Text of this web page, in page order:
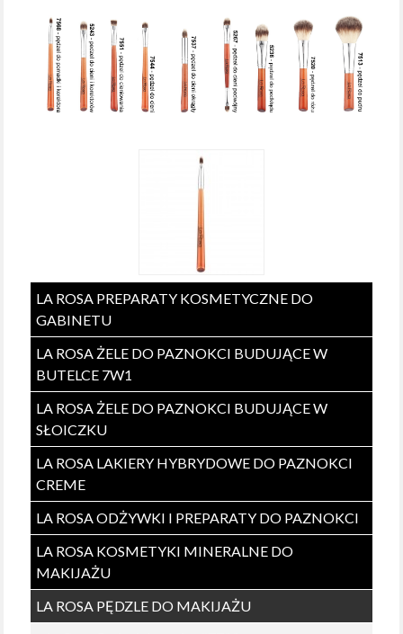
LA ROSA PREPARATY KOSMETYCZNE DO
GABINETU
LA ROSA ŻELE DO PAZNOKCI BUDUJĄCE W
BUTELCE 7W1
LA ROSA ŻELE DO PAZNOKCI BUDUJĄCE W
SŁOICZKU
LA ROSA LAKIERY HYBRYDOWE DO PAZNOKCI
CREME
LA ROSA ODŻYWKI I PREPARATY DO PAZNOKCI
LA ROSA KOSMETYKI MINERALNE DO
MAKIJAŻU
LA ROSA PĘDZLE DO MAKIJAŻU